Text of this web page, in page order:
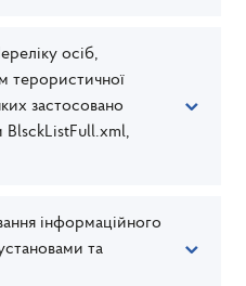
осіб,
терористичної
застосовано
BlsckListFull.xml,
інформаційного
та